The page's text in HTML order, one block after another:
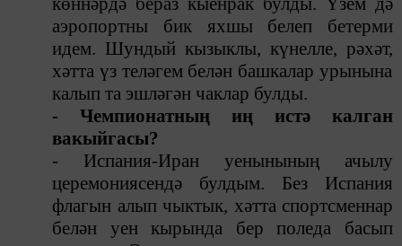
аэропортны бик яхшы белеп бетерми
идем. Шундый кызыклы, күнелле, рәхәт,
хәтта үз теләгем белән башкалар урынына
калып та эшләгән чаклар булды.
- Чемпионатның иң истә калган
вакыйгасы?
- Испания-Иран уенынының ачылу
церемониясендә булдым. Без Испания
флагын алып чыктык, хәтта спортсменнар
белән уен кырында бер поледа басып